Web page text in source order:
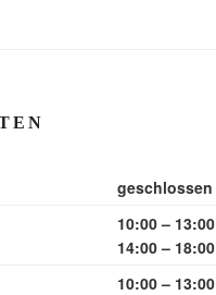
geschlossen
10:00 – 13:00
14:00 – 18:00
10:00 – 13:00